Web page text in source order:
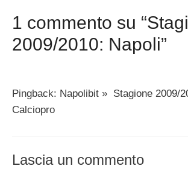
1 commento su
2009/2010: Napoli”
Pingback: Napolibit » Stagione 2009/
Calciopro
Lascia un commento